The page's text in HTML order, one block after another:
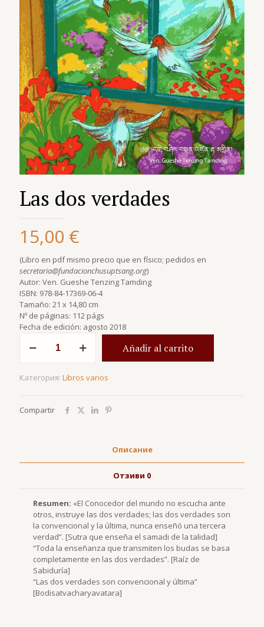
Las dos verdades
15,00 €
(Libro en pdf mismo precio que en físico; pedidos en
secretaria@fundacionchusuptsang.org)
Autor: Ven. Gueshe Tenzing Tamding
ISBN: 978-84-17369-06-4
Tamaño: 21 x 14,80 cm
Nº de páginas: 112 págs
Fecha de edición: agosto 2018
verdades
Añadir al carrito
Категория: Libros varios
Compartir
Описание
Отзиви 0
Resumen: «El Conocedor del mundo no escucha ante
otros, instruye las dos verdades; las dos verdades son
la convencional y la última, nunca enseñó una tercera
verdad”. [Sutra que enseña el samadi de la talidad]
“Toda la enseñanza que transmiten los budas se basa
completamente en las dos verdades”. [Raíz de
Sabiduría]
“Las dos verdades son convencional y última”
[Bodisatvacharyavatara]